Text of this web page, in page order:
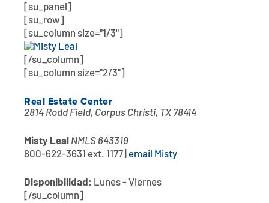
[su_panel]
[su_row]
[su_column size="1/3"]
[/su_column]
[su_column size="2/3"]
Real Estate Center
2814 Rodd Field, Corpus Christi, TX 78414
Misty Leal NMLS 643319
800-622-3631 ext. 1177 | email Misty
Disponibilidad: Lunes - Viernes
[/su_column]